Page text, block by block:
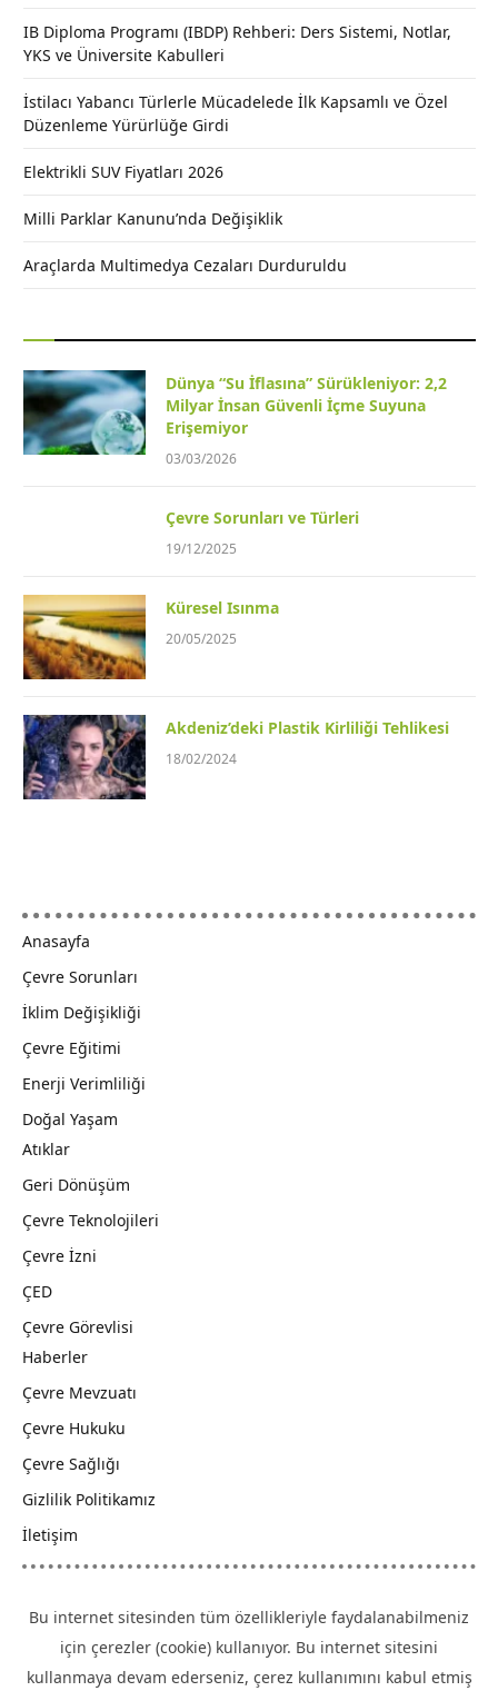
IB Diploma Programı (IBDP) Rehberi: Ders Sistemi, Notlar,
YKS ve Üniversite Kabulleri
İstilacı Yabancı Türlerle Mücadelede İlk Kapsamlı ve Özel
Düzenleme Yürürlüğe Girdi
Elektrikli SUV Fiyatları 2026
Milli Parklar Kanunu’nda Değişiklik
Araçlarda Multimedya Cezaları Durduruldu
Dünya “Su İflasına” Sürükleniyor: 2,2
Milyar İnsan Güvenli İçme Suyuna
Erişemiyor
03/03/2026
Çevre Sorunları ve Türleri
19/12/2025
Küresel Isınma
20/05/2025
Akdeniz’deki Plastik Kirliliği Tehlikesi
18/02/2024
Anasayfa
Çevre Sorunları
İklim Değişikliği
Çevre Eğitimi
Enerji Verimliliği
Doğal Yaşam
Atıklar
Geri Dönüşüm
Çevre Teknolojileri
Çevre İzni
ÇED
Çevre Görevlisi
Haberler
Çevre Mevzuatı
Çevre Hukuku
Çevre Sağlığı
Gizlilik Politikamız
İletişim
Bu internet sitesinden tüm özellikleriyle faydalanabilmeniz
için çerezler (cookie) kullanıyor. Bu internet sitesini
kullanmaya devam ederseniz, çerez kullanımını kabul etmiş